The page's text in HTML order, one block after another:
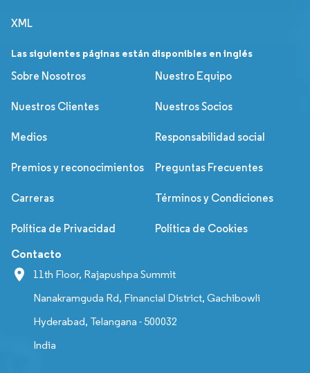
XML
Las siguientes páginas están disponibles en inglés
Sobre Nosotros
Nuestro Equipo
Nuestros Clientes Nuestros Socios
Medios Responsabilidad social
Premios y reconocimientos Preguntas Frecuentes
Carreras Términos y Condiciones
Política de Privacidad Política de Cookies
Contacto
11th Floor, Rajapushpa Summit
Nanakramguda Rd, Financial District, Gachibowli
Hyderabad, Telangana - 500032
India